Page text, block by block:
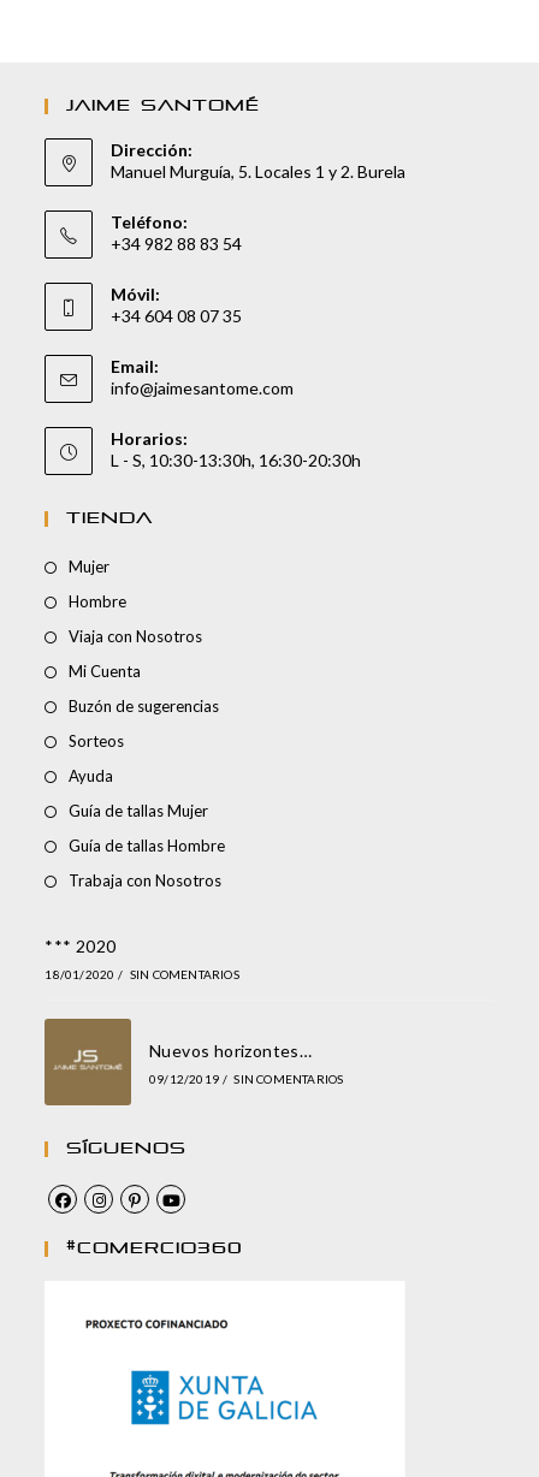
JAIME SANTOMÉ
Dirección:
Manuel Murguía, 5. Locales 1 y 2. Burela
Teléfono:
+34 982 88 83 54
Móvil:
+34 604 08 07 35
Email:
info@jaimesantome.com
Horarios:
L - S, 10:30-13:30h, 16:30-20:30h
TIENDA
Mujer
Hombre
Viaja con Nosotros
Mi Cuenta
Buzón de sugerencias
Sorteos
Ayuda
Guía de tallas Mujer
Guía de tallas Hombre
Trabaja con Nosotros
*** 2020
18/01/2020 / SIN COMENTARIOS
Nuevos horizontes…
09/12/2019 / SIN COMENTARIOS
Síguenos
#comercio360